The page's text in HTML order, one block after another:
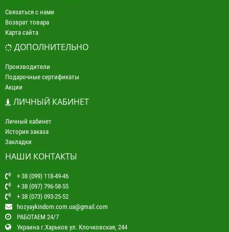
Связаться с нами
Возврат товара
Карта сайта
ДОПОЛНИТЕЛЬНО
Производители
Подарочные сертификаты
Акции
ЛИЧНЫЙ КАБИНЕТ
Личный кабинет
История заказа
Закладки
НАШИ КОНТАКТЫ
+ 38 (099) 118-49-46
+ 38 (097) 796-58-55
+ 38 (073) 093-25-52
hozyaykindom.com.ua@gmail.com
РАБОТАЕМ 24/7
Украина г.Харьков ул. Клочковская, 244